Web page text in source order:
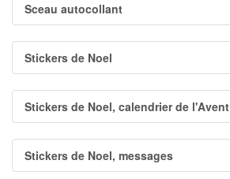
Sceau autocollant
Stickers de Noel
Stickers de Noel, calendrier de l'Avent
Stickers de Noel, messages